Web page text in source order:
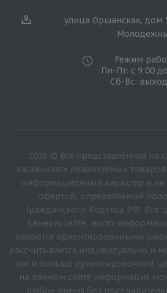
улица Оршанская, дом
Режим
Пн-Пт: с 9:00
Сб-Вс:
2026 © Вся представленная на
касающаяся реализуемых
информационный характер и не
офертой, определяемой
Гражданского Кодекса РФ. Все
данном сайте, носят
являются ориентировочными
рассчитывается индивидуально и
так и больше ориентировочной
на данном сайте информация
любое время без